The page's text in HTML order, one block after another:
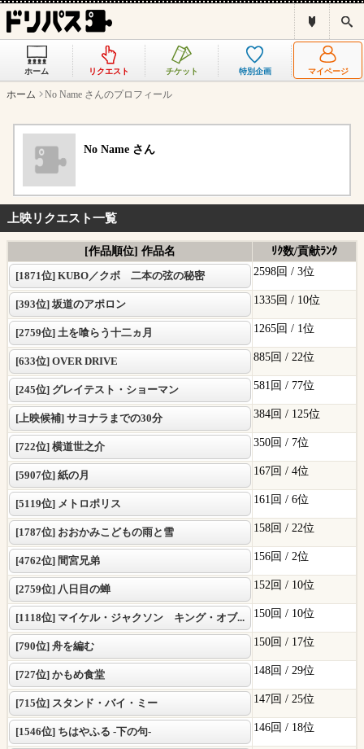
リ
ス
と
索
ホーム リクエスト チケット 特別企画 マイページ
ホーム No Name さんのプロフィール
No Name さん
上映リクエスト一覧
[作品順位] 作品名
ﾘｸ数/貢献ﾗﾝｸ
[1871位] KUBO／クボ 二本の弦の秘密
2598回 / 3位
[393位] 坂道のアポロン 1335回 / 10位
[2759位] 土を喰らう十二ヵ月 1265回 / 1位
[633位] OVER DRIVE 885回 / 22位
[245位] グレイテスト・ショーマン 581回 / 77位
[上映候補] サヨナラまでの30分 384回 / 125位
[722位] 横道世之介 350回 / 7位
[5907位] 紙の月 167回 / 4位
[5119位] メトロポリス 161回 / 6位
[1787位] おおかみこどもの雨と雪 158回 / 22位
[4762位] 間宮兄弟 156回 / 2位
[2759位] 八日目の蝉 152回 / 10位
[1118位] マイケル・ジャクソン キング・オブ... 150回 / 10位
[790位] 舟を編む 150回 / 17位
[727位] かもめ食堂 148回 / 29位
[715位] スタンド・バイ・ミー 147回 / 25位
[1546位] ちはやふる -下の句- 146回 / 18位